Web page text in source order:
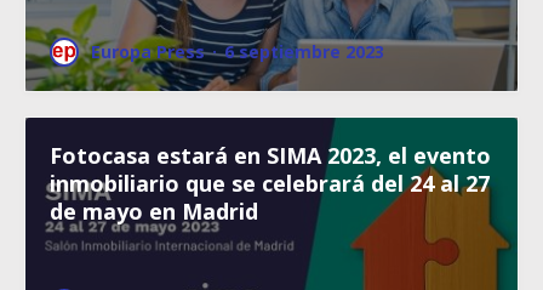
Europa Press · 6 septiembre 2023
Fotocasa estará en SIMA 2023, el evento
inmobiliario que se celebrará del 24 al 27
de mayo en Madrid